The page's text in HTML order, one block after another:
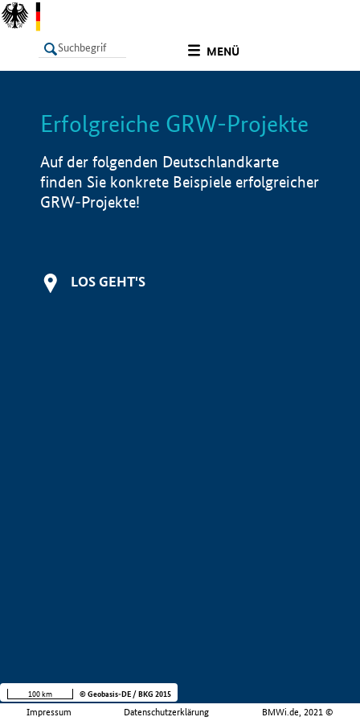
MENÜ
LISTE Info
Erfolgreiche GRW-Projekte
Auf der folgenden Deutschlandkarte
finden Sie konkrete Beispiele erfolgreicher
GRW-Projekte!
LOS GEHT'S
Impressum Datenschutzerklärung BMWi.de, 2021 ©
100 km © Geobasis-DE / BKG 2015